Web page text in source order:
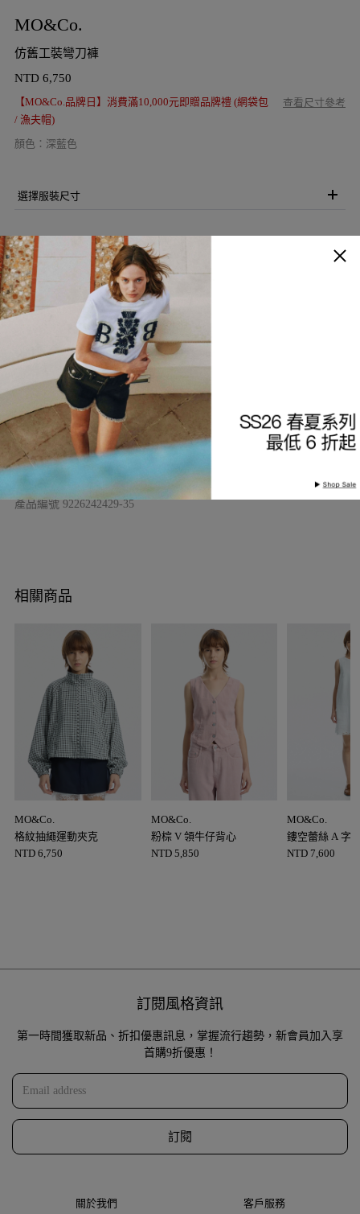
MO&Co.
仿舊工裝彎刀褲
NTD 6,750
【MO&Co.品牌日】消費滿10,000元即贈品牌禮 (網袋包
/ 漁夫帽)
顏色 ： 深藍色
查看尺寸參考
選擇服裝尺寸
加入購物袋
加入願望清單
商品描述
細節與保養
查看分店庫存
產品編號 9226242429-35
相關商品
MO&Co.
格紋抽繩運動夾克
NTD 6,750
MO&Co.
粉棕 V 領牛仔背心
NTD 5,850
MO&Co.
鏤空蕾絲 A 字
NTD 7,600
訂閱風格資訊
第一時間獲取新品、折扣優惠訊息，掌握流行趨勢，新會員加入享
首購9折優惠！
訂閱
關於我們 客戶服務